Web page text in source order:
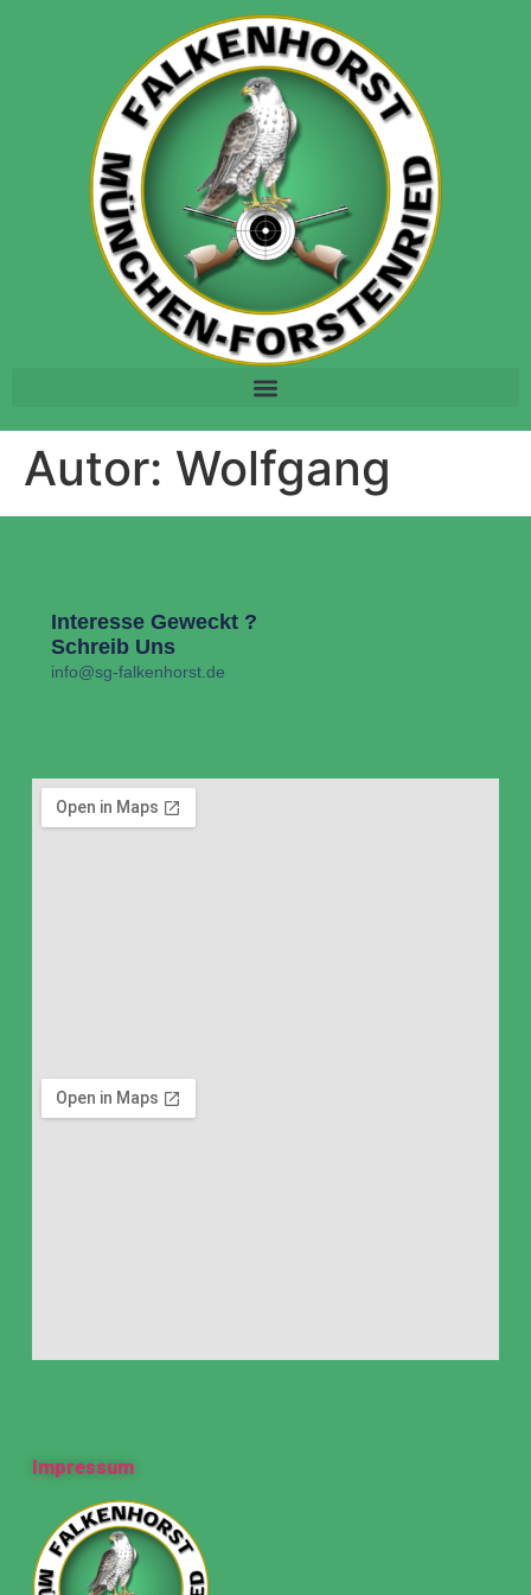
Autor: Wolfgang
Impressum
Interesse Geweckt ?
Schreib Uns
info@sg-falkenhorst.de